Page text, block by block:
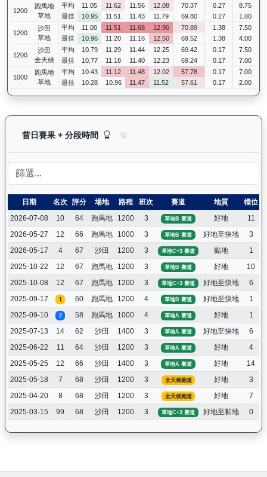
1200
跑馬地
草地
平均 11.05 11.62 11.56 12.08 70.37 0.27
8.75
最佳
10.95 11.51 11.43 11.79 69.80 0.27 1.00
1200
沙田
草地
平均 11.00 11.51 11.68 12.90 70.89 1.38
7.50
最佳
10.96 11.20 11.16 12.50 69.52 1.38 4.00
1200
沙田
全天候
平均 10.79 11.29 11.44 12.25 69.42 0.17
7.50
最佳
10.77 11.18 11.40 12.23 69.24 0.17 7.00
1000
跑馬地
草地
平均 10.43 11.12 11.48 12.02 57.78 0.17
7.00
最佳
10.28 10.96 11.47 11.52 57.61 0.17 2.00
昔日賽果 + 分段時間 長勝金剛（K266）— 昔日賽果及分
日期 名次 評分 場地 路程 班次 賽道 地質 檔位
2026-07-08
10 64 跑馬地 1200 3 草地B 賽道 好地 11
2026-05-27
12 66 跑馬地 1000 3 草地B 賽道 好地至快地 3
2026-05-17
4 67 沙田 1200 3 草地C+3 賽道 黏地 1
2025-10-22
12 67 跑馬地 1200 3 草地B 賽道 好地 10
2025-10-08
12 67 跑馬地 1200 3 草地C+3 賽道 好地至快地 6
2025-09-17
1 60 跑馬地 1200 4 草地B 賽道 好地至快地 1
2025-09-10
2 58 跑馬地 1000 4 草地A 賽道 好地 1
2025-07-13
14 62 沙田 1400 3 草地A 賽道 好地至快地 6
2025-06-22
11 64 沙田 1200 3 草地A 賽道 好地 4
2025-05-25
12 66 沙田 1400 3 草地A 賽道 好地 14
2025-05-18
7 68 沙田 1200 3 全天候跑道 好地 3
2025-04-20
8 68 沙田 1200 3 全天候跑道 好地 7
2025-03-15
99 68 沙田 1200 3 草地C+3 賽道 好地至黏地 0